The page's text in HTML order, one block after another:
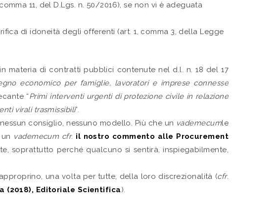
11, del D.Lgs. n. 50/2016), se non vi è adeguata
di idoneità degli offerenti (art. 1, comma 3, della Legge
materia di contratti pubblici contenute nel d.l. n. 18 del 17
economico per famiglie, lavoratori e imprese connesse
“Primi interventi urgenti di protezione civile in relazione
virali trasmissibili”.
consiglio, nessuno modello. Più che un vademecumle
vademecum cfr. il nostro commento alle Procurement
soprattutto perché qualcuno si sentirà, inspiegabilmente,
una volta per tutte, della loro discrezionalità (cfr.
(2018), Editoriale Scientifica).